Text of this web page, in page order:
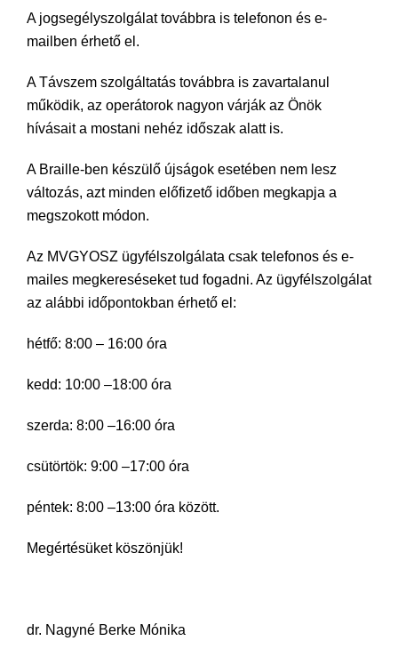
A jogsegélyszolgálat továbbra is telefonon és e-
mailben érhető el.
A Távszem szolgáltatás továbbra is zavartalanul
működik, az operátorok nagyon várják az Önök
hívásait a mostani nehéz időszak alatt is.
A Braille-ben készülő újságok esetében nem lesz
változás, azt minden előfizető időben megkapja a
megszokott módon.
Az MVGYOSZ ügyfélszolgálata csak telefonos és e-
mailes megkereséseket tud fogadni. Az ügyfélszolgálat
az alábbi időpontokban érhető el:
hétfő: 8:00 – 16:00 óra
kedd: 10:00 –18:00 óra
szerda: 8:00 –16:00 óra
csütörtök: 9:00 –17:00 óra
péntek: 8:00 –13:00 óra között.
Megértésüket köszönjük!
dr. Nagyné Berke Mónika